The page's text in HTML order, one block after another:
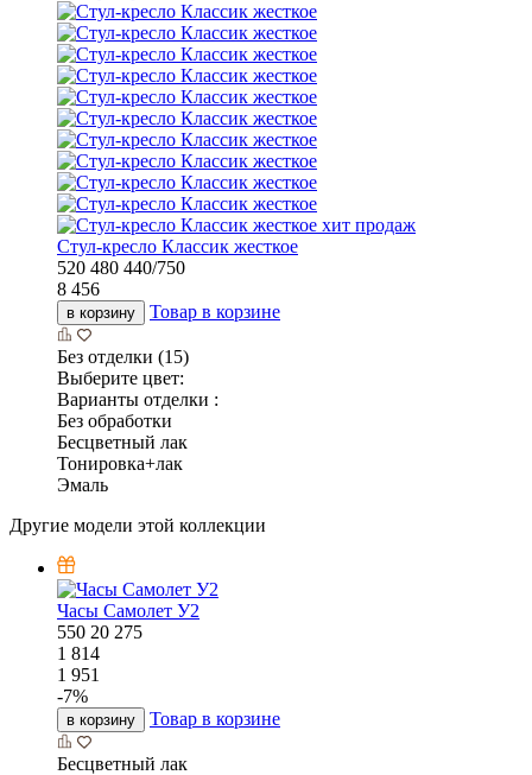
хит продаж
Стул-кресло Классик жесткое
520 480 440/750
8 456
в корзину Товар в корзине
Без отделки (15)
Выберите цвет:
Варианты отделки :
Без обработки
Бесцветный лак
Тонировка+лак
Эмаль
Другие модели этой коллекции
Часы Самолет У2
550 20 275
1 814
1 951
-7%
в корзину Товар в корзине
Бесцветный лак